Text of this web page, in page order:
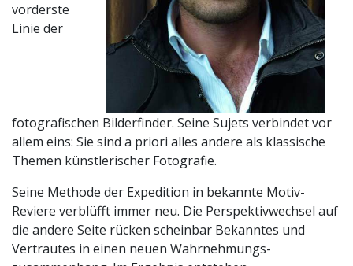
vorderste
Linie der
fotografischen Bilderfinder. Seine Sujets verbindet vor
allem eins: Sie sind a priori alles andere als klassische
Themen künstlerischer Fotografie.
Seine Methode der Expedition in bekannte Motiv-
Reviere verblüfft immer neu. Die Perspektivwechsel auf
die andere Seite rücken scheinbar Bekanntes und
Vertrautes in einen neuen Wahrnehmungs-